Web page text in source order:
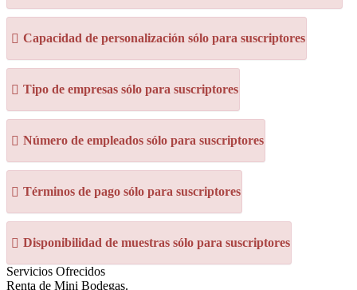
Capacidad de personalización sólo para suscriptores
Tipo de empresas sólo para suscriptores
Número de empleados sólo para suscriptores
Términos de pago sólo para suscriptores
Disponibilidad de muestras sólo para suscriptores
Servicios Ofrecidos
Renta de Mini Bodegas.